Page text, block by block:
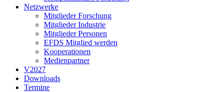
Netzwerke
Mitglieder Forschung
Mitglieder Industrie
Mitglieder Personen
EFDS Mitglied werden
Kooperationen
Medienpartner
V2027
Downloads
Termine